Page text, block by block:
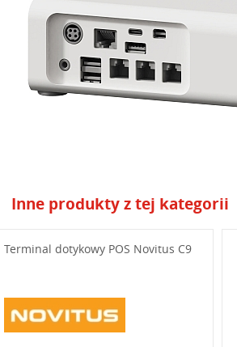
Inne produkty z tej kategorii
Terminal dotykowy POS Novitus C9